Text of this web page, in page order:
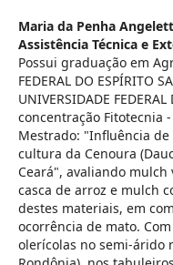
Maria da Penha
Assistência Técnica e
Possui graduação em
FEDERAL DO ESPÍRITO
UNIVERSIDADE
concentração Fitotecnia
Mestrado: "Influência de
cultura da Cenoura
Ceará", avaliando
casca de arroz e mulch
destes materiais, em
ocorrência de mato.
olerícolas no semi-árido